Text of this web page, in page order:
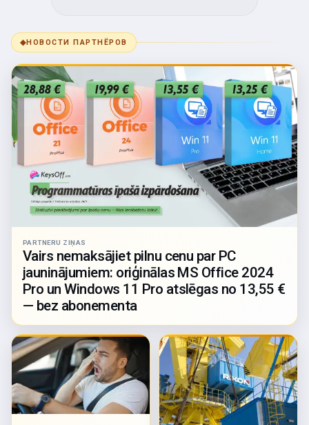
◆НОВОСТИ ПАРТНЁРОВ
PARTNERU ZIŅAS
Vairs nemaksājiet pilnu cenu par PC
jauninājumiem: oriģinālas MS Office 2024
Pro un Windows 11 Pro atslēgas no 13,55 €
— bez abonementa